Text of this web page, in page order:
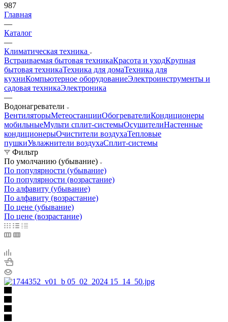
987
Главная
—
Каталог
—
Климатическая техника
Встраиваемая бытовая техникаКрасота и уходКрупная
бытовая техникаТехника для домаТехника для
кухниКомпьютерное оборудованиеЭлектроинструменты и
садовая техникаЭлектроника
—
Водонагреватели
ВентиляторыМетеостанцииОбогревателиКондиционеры
мобильныеМульти сплит-системыОсушителиНастенные
кондиционерыОчистители воздухаТепловые
пушкиУвлажнители воздухаСплит-системы
Фильтр
По умолчанию (убывание)
По популярности (убывание)
По популярности (возрастание)
По алфавиту (убывание)
По алфавиту (возрастание)
По цене (убывание)
По цене (возрастание)